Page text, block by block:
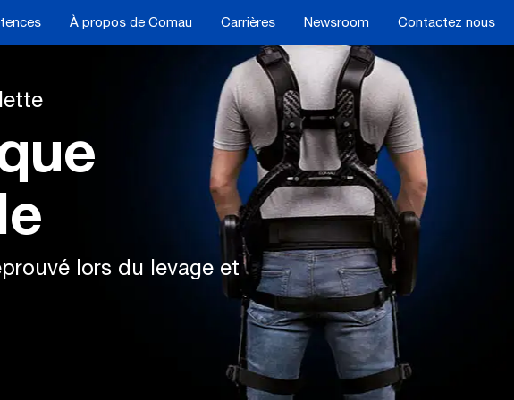
À propos de Comau Carrières Newsroom Contactez nous
lors du levage et